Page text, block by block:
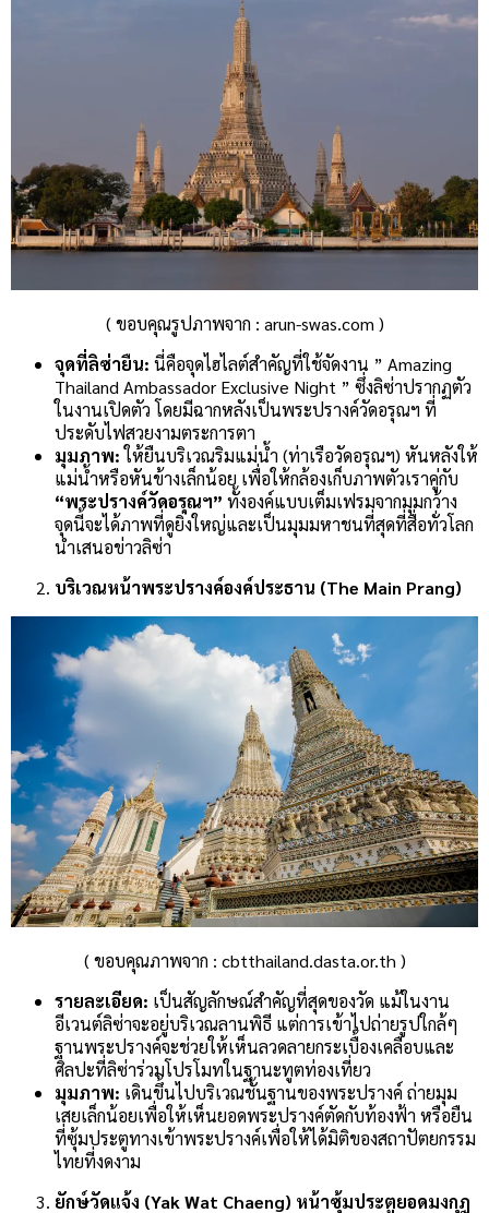
( ขอบคุณรูปภาพจาก : arun-swas.com )
จุดที่ลิซ่ายืน: นี่คือจุดไฮไลต์สำคัญที่ใช้จัดงาน ” Amazing
Thailand Ambassador Exclusive Night ” ซึ่งลิซ่าปรากฏตัว
ในงานเปิดตัว โดยมีฉากหลังเป็นพระปรางค์วัดอรุณฯ ที่
ประดับไฟสวยงามตระการตา
มุมภาพ:ให้ยืนบริเวณริมแม่น้ำ (ท่าเรือวัดอรุณฯ) หันหลังให้
แม่น้ำหรือหันข้างเล็กน้อย เพื่อให้กล้องเก็บภาพตัวเราคู่กับ
“พระปรางค์วัดอรุณฯ” ทั้งองค์แบบเต็มเฟรมจากมุมกว้าง
จุดนี้จะได้ภาพที่ดูยิ่งใหญ่และเป็นมุมมหาชนที่สุดที่สื่อทั่วโลก
นำเสนอข่าวลิซ่า
บริเวณหน้าพระปรางค์องค์ประธาน (The Main Prang)
( ขอบคุณภาพจาก : cbtthailand.dasta.or.th )
รายละเอียด: เป็นสัญลักษณ์สำคัญที่สุดของวัด แม้ในงาน
อีเวนต์ลิซ่าจะอยู่บริเวณลานพิธี แต่การเข้าไปถ่ายรูปใกล้ๆ
ฐานพระปรางค์จะช่วยให้เห็นลวดลายกระเบื้องเคลือบและ
ศิลปะที่ลิซ่าร่วมโปรโมทในฐานะทูตท่องเที่ยว
มุมภาพ: เดินขึ้นไปบริเวณชั้นฐานของพระปรางค์ ถ่ายมุม
เสยเล็กน้อยเพื่อให้เห็นยอดพระปรางค์ตัดกับท้องฟ้า หรือยืน
ที่ซุ้มประตูทางเข้าพระปรางค์เพื่อให้ได้มิติของสถาปัตยกรรม
ไทยที่งดงาม
ยักษ์วัดแจ้ง (Yak Wat Chaeng) หน้าซุ้มประตูยอดมงกุฎ